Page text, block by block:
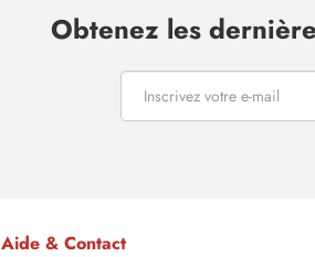
Obtenez les
Aide & Contact